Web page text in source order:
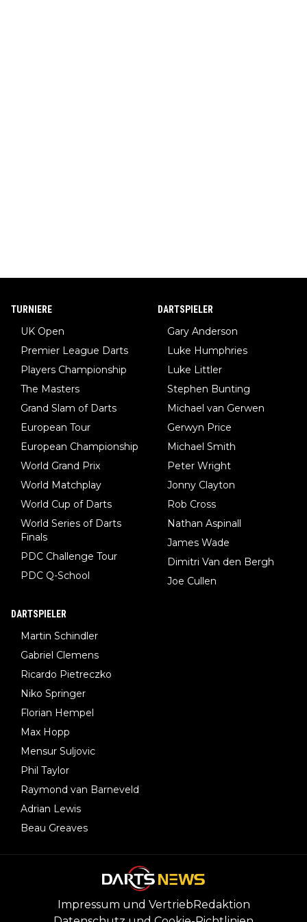
TURNIERE
UK Open
Premier League Darts
Players Championship
The Masters
Grand Slam of Darts
European Tour
European Championship
World Grand Prix
World Matchplay
World Cup of Darts
World Series of Darts
Finals
PDC Challenge Tour
PDC Q-School
DARTSPIELER
Gary Anderson
Luke Humphries
Luke Littler
Stephen Bunting
Michael van Gerwen
Gerwyn Price
Michael Smith
Peter Wright
Jonny Clayton
Rob Cross
Nathan Aspinall
James Wade
Dimitri Van den Bergh
Joe Cullen
DARTSPIELER
Martin Schindler
Gabriel Clemens
Ricardo Pietreczko
Niko Springer
Florian Hempel
Max Hopp
Mensur Suljovic
Phil Taylor
Raymond van Barneveld
Adrian Lewis
Beau Greaves
Impressum und Vertrieb Redaktion